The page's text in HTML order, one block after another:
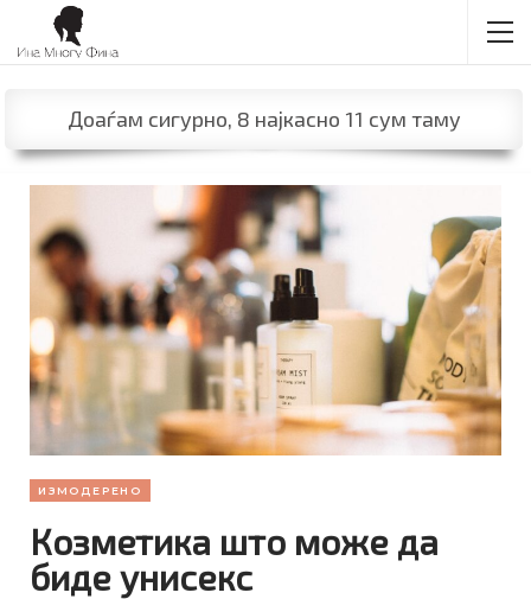
Доаѓам сигурно, 8 најкасно 11 сум таму
ИЗМОДЕРЕНО
Козметика што може да
биде унисекс